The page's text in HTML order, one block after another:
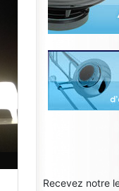
Recevez notre